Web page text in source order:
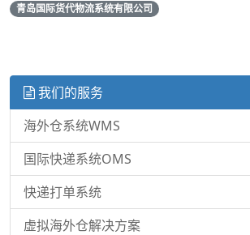
青岛国际货代物流系统有限公司
我们的服务
海外仓系统WMS
国际快递系统OMS
快递打单系统
虚拟海外仓解决方案